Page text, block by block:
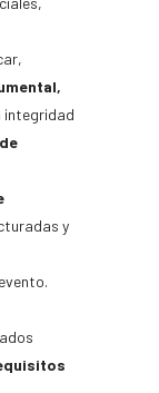
integridad
y